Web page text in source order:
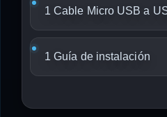
1 Cable Micro USB a
1 Guía de instalación